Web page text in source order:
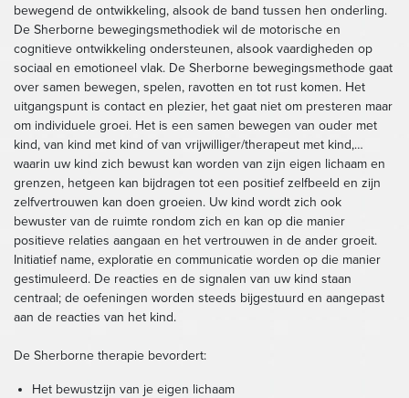
bewegend de ontwikkeling, alsook de band tussen hen onderling.
De Sherborne bewegingsmethodiek wil de motorische en
cognitieve ontwikkeling ondersteunen, alsook vaardigheden op
sociaal en emotioneel vlak. De Sherborne bewegingsmethode gaat
over samen bewegen, spelen, ravotten en tot rust komen. Het
uitgangspunt is contact en plezier, het gaat niet om presteren maar
om individuele groei. Het is een samen bewegen van ouder met
kind, van kind met kind of van vrijwilliger/therapeut met kind,…
waarin uw kind zich bewust kan worden van zijn eigen lichaam en
grenzen, hetgeen kan bijdragen tot een positief zelfbeeld en zijn
zelfvertrouwen kan doen groeien. Uw kind wordt zich ook
bewuster van de ruimte rondom zich en kan op die manier
positieve relaties aangaan en het vertrouwen in de ander groeit.
Initiatief name, exploratie en communicatie worden op die manier
gestimuleerd. De reacties en de signalen van uw kind staan
centraal; de oefeningen worden steeds bijgestuurd en aangepast
aan de reacties van het kind.
De Sherborne therapie bevordert:
Het bewustzijn van je eigen lichaam